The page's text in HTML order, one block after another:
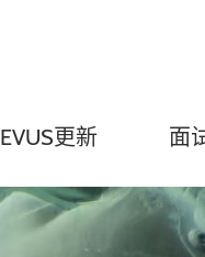
EVUS更新 面